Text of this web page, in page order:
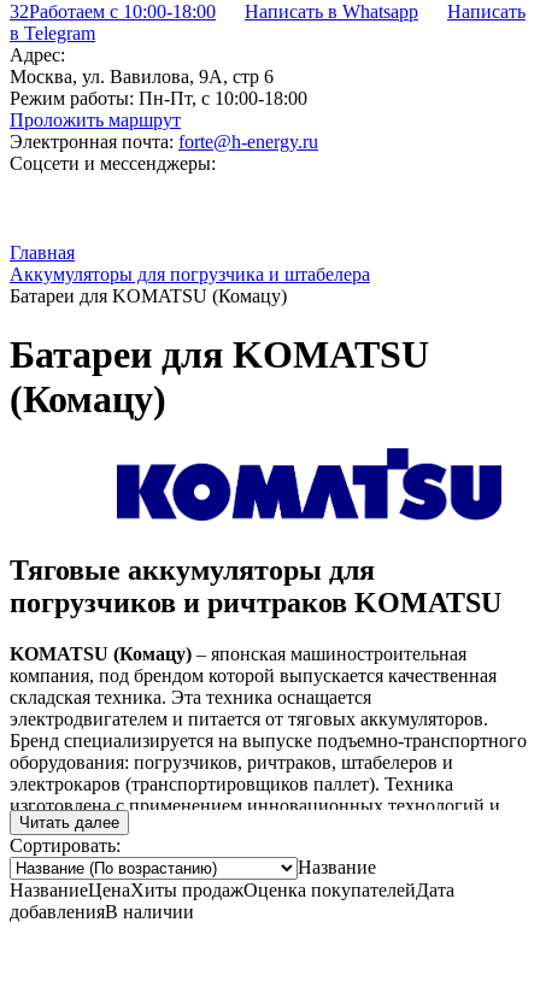
32Работаем с 10:00-18:00 Написать в Whatsapp
Написать
в Telegram
Адрес:
Москва, ул. Вавилова, 9А, стр 6
Режим работы: Пн-Пт, с 10:00-18:00
Проложить маршрут
Электронная почта: forte@h-energy.ru
Соцсети и мессенджеры:
Главная
Аккумуляторы для погрузчика и штабелера
Батареи для KOMATSU (Комацу)
Батареи для KOMATSU
(Комацу)
Тяговые аккумуляторы для
погрузчиков и ричтраков KOMATSU
KOMATSU (Комацу) – японская машиностроительная
компания, под брендом которой выпускается качественная
складская техника. Эта техника оснащается
электродвигателем и питается от тяговых аккумуляторов.
Бренд специализируется на выпуске подъемно-транспортного
оборудования: погрузчиков, ричтраков, штабелеров и
электрокаров (транспортировщиков паллет). Техника
изготовлена с применением инновационных технологий и
соответствует мировым стандартам качества.
Сделать заказ, уточнить цены и задать любые вопросы Вы
всегда можете,связавшись с нашим специалистом по
тяговым аккумуляторам.
Читать далее
Сортировать:
Название
НазваниеЦенаХиты продажОценка покупателейДата
добавленияВ наличии